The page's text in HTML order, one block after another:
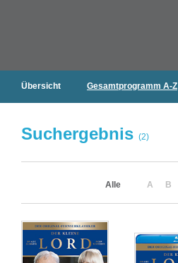
Übersicht Gesamtprogramm A-Z
Suchergebnis (2)
Alle A B